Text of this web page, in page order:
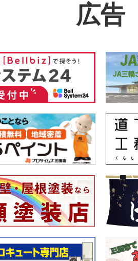
広告